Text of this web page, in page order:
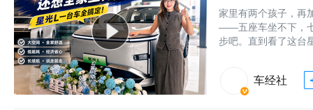
家里有两个孩子，再
——五座车坐不下，
步吧。直到看了这台
车经社